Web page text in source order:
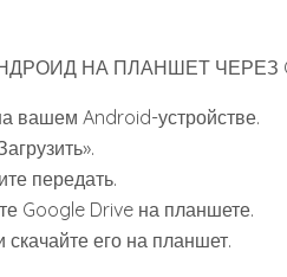
НА ПЛАНШЕТ ЧЕРЕЗ
вашем Android-устройстве.
передать.
Google Drive на планшете.
его на планшет.